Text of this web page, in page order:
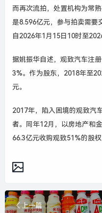
而再次流拍，处置机构为常
是8.596亿元，参与拍卖需要
自2026年1 月15日10时至
据姚振华自述，观致汽车注
3%。作为股东， 2018年至
元。
2017年，陷入困境的观致汽
者。同年12月，以房地产和
66.3亿元收购观致51%的股
上一篇